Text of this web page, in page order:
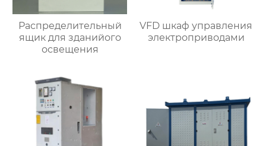
Распределительный
ящик для зданийого
освещения
VFD шкаф управления
электроприводами